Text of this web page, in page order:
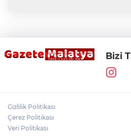
Bizi
Gizlilik Politikası
Çerez Politikası
Veri Politikası